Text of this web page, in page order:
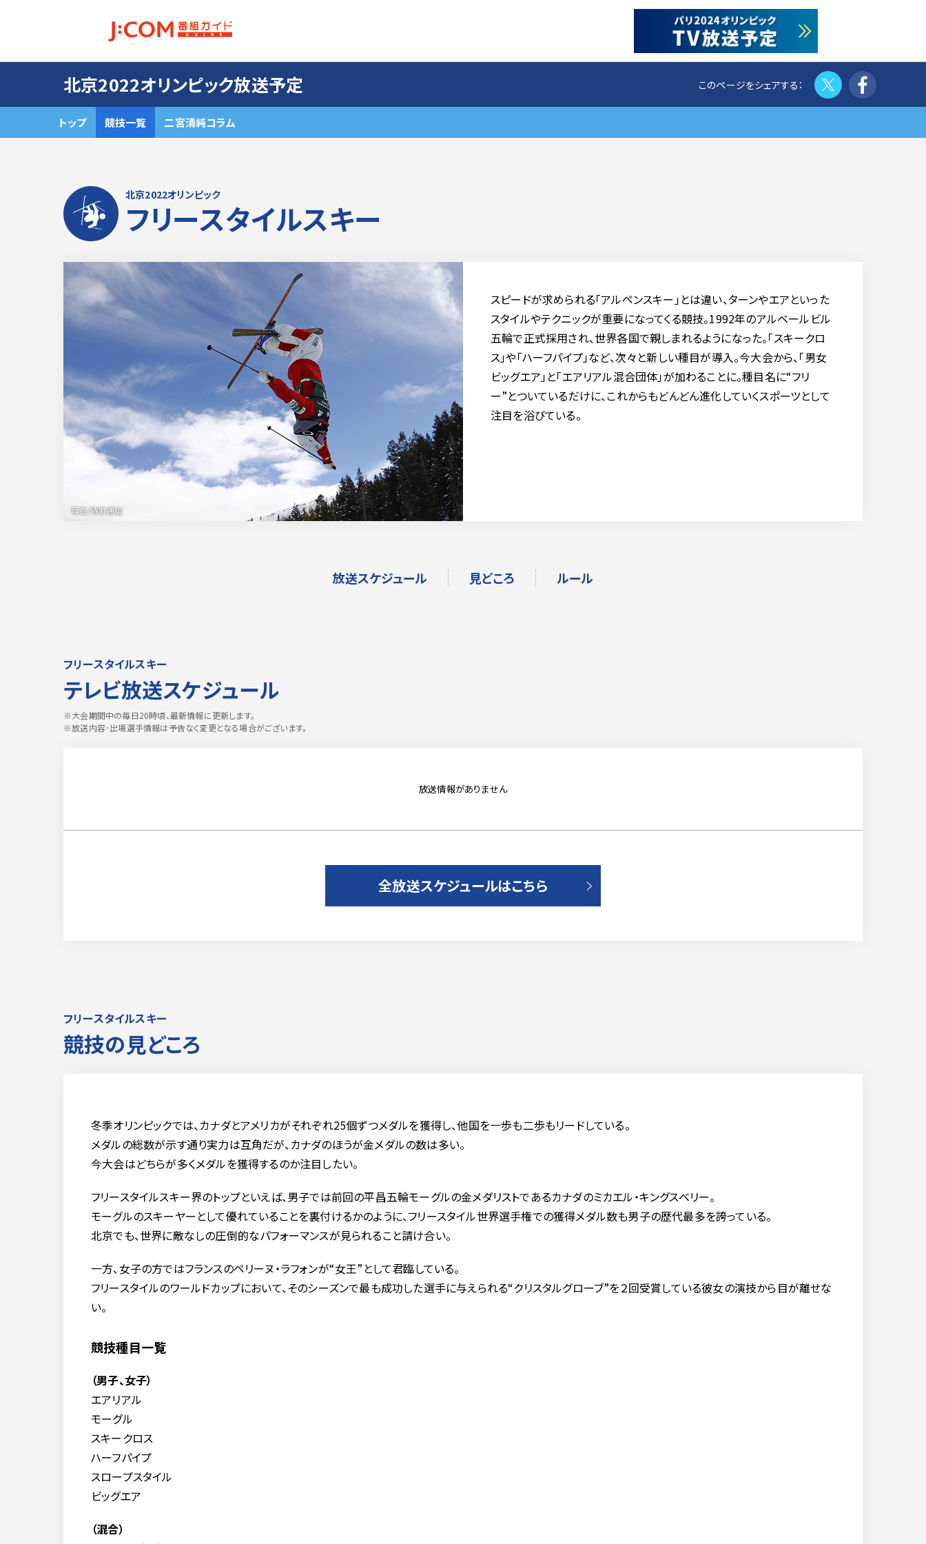
北京2022オリンピック放送予定
トップ 競技一覧 二宮清純コラム
Twitter
北京2022オリンピック
フリースタイルスキー
スピードが求められる「アルペンスキー」とは違い、ターンやエアといった
スタイルやテクニックが重要になってくる競技。1992年のアルベールビル
五輪で正式採用され、世界各国で親しまれるようになった。「スキークロ
ス」や「ハーフパイプ」など、次々と新しい種目が導入。今大会から、「男女
ビッグエア」と「エアリアル混合団体」が加わることに。種目名に“フリ
ー”とついているだけに、これからもどんどん進化していくスポーツとして
注目を浴びている。
放送スケジュール 見どころ ルール
フリースタイルスキー
テレビ放送スケジュール
※大会期間中の毎日20時頃、最新情報に更新します。
※放送内容･出場選手情報は予告なく変更となる場合がございます。
放送情報がありません
全放送スケジュールはこちら
フリースタイルスキー
競技の見どころ
冬季オリンピックでは、カナダとアメリカがそれぞれ25個ずつメダルを獲得し、他国を一歩も二歩もリードしている。
メダルの総数が示す通り実力は互角だが、カナダのほうが金メダルの数は多い。
今大会はどちらが多くメダルを獲得するのか注目したい。
フリースタイルスキー界のトップといえば、男子では前回の平昌五輪モーグルの金メダリストであるカナダのミカエル・キングスベリー。
モーグルのスキーヤーとして優れていることを裏付けるかのように、フリースタイル世界選手権での獲得メダル数も男子の歴代最多を誇っている。
北京でも、世界に敵なしの圧倒的なパフォーマンスが見られること請け合い。
一方、女子の方ではフランスのペリーヌ・ラフォンが“女王”として君臨している。
フリースタイルのワールドカップにおいて、そのシーズンで最も成功した選手に与えられる“クリスタルグローブ”を２回受賞している彼女の演技から目が離せな
い。
競技種目一覧
（男子、女子）
エアリアル
モーグル
スキークロス
ハーフパイプ
スロープスタイル
ビッグエア
（混合）